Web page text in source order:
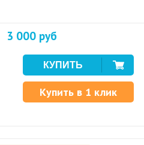
3 000 руб
Купить в 1 клик